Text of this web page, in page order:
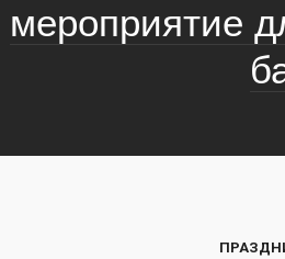
мероприятие